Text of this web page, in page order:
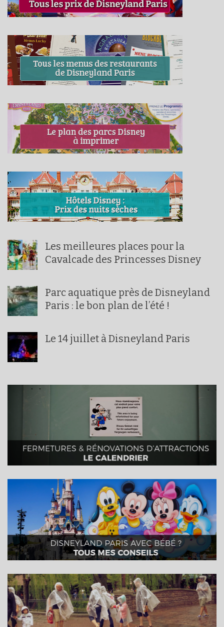
Les meilleures places pour la
Cavalcade des Princesses Disney
Parc aquatique près de Disneyland
Paris : le bon plan de l’été !
Le 14 juillet à Disneyland Paris